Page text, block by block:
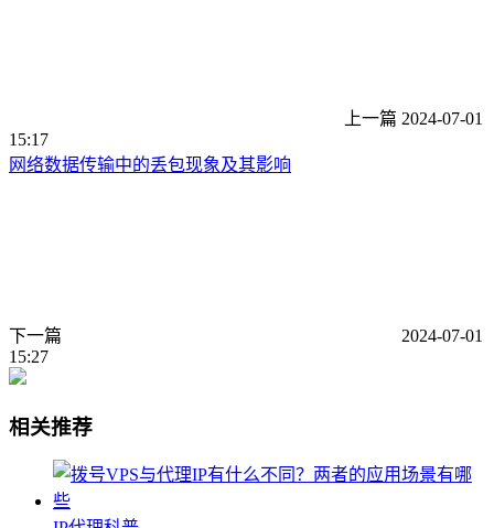
上一篇 2024-07-01
15:17
网络数据传输中的丢包现象及其影响
下一篇
2024-07-01
15:27
相关推荐